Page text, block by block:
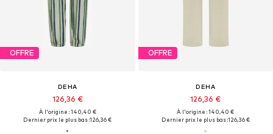
OFFRE
DEHA
126,36 €
À l'origine : 140,40 €
Dernier prix le plus bas :126,36 €
OFFRE
DEHA
126,36 €
À l'origine : 140,40 €
Dernier prix le plus bas :126,36 €